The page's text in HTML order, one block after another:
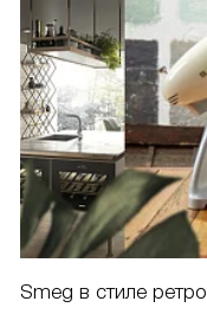
Smeg в стиле ретро